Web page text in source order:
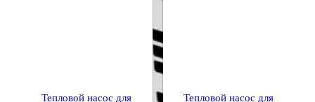
Тепловой насос для Тепловой насос для